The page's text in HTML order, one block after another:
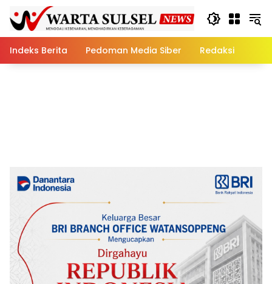
content
Indeks Berita
Pedoman Media Siber Redaksi